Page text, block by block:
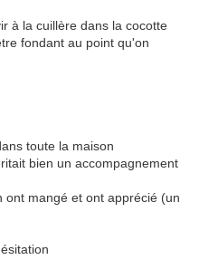
à la cuillère dans la cocotte
fondant au point qu'on
toute la maison
bien un accompagnement
ont mangé et ont apprécié (un